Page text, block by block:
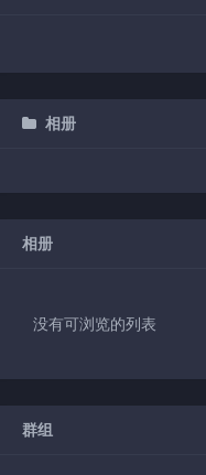
相册
相册
没有可浏览的列表
群组